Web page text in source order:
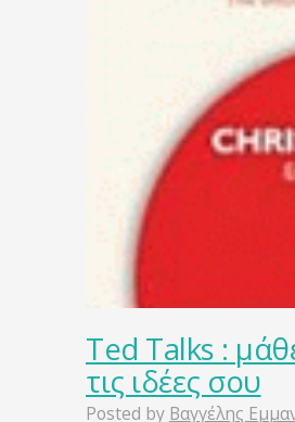
Ted Talks :
τις ιδέες σου
Posted by Βαγγέλης